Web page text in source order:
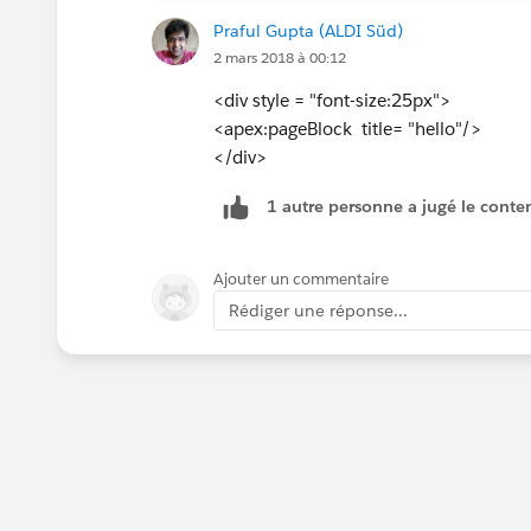
Praful Gupta (ALDI Süd)
2 mars 2018 à 00:12
<div style = "font-size:25px">
<apex:pageBlock title= "hello"/>
</div>
1 autre personne a jugé le
Ajouter un commentaire
Rédiger une réponse...